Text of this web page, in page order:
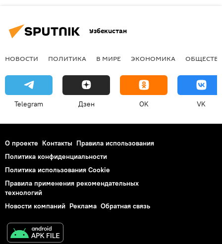
Узбекистан
НОВОСТИ ПОЛИТИКА В МИРЕ ЭКОНОМИКА
Telegram Дзен OK VK
О проекте Контакты Правила использования
Политика конфиденциальности
Политика использования Cookie
Правила применения рекомендательных
технологий
Новости компаний Реклама Обратная связь